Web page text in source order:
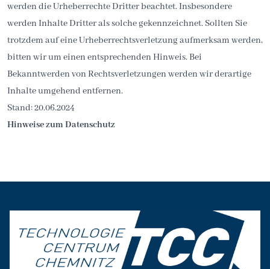
werden die Urheberrechte Dritter beachtet. Insbesondere
werden Inhalte Dritter als solche gekennzeichnet. Sollten Sie
trotzdem auf eine Urheberrechtsverletzung aufmerksam werden,
bitten wir um einen entsprechenden Hinweis. Bei
Bekanntwerden von Rechtsverletzungen werden wir derartige
Inhalte umgehend entfernen.
Stand: 20.06.2024
Hinweise zum Datenschutz